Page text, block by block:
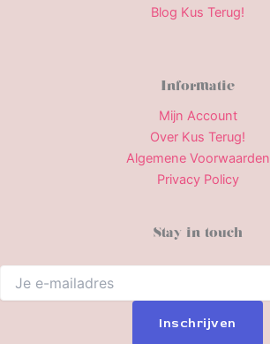
Blog Kus Terug!
Informatie
Mijn Account
Over Kus Terug!
Algemene Voorwaarden
Privacy Policy
Stay in touch